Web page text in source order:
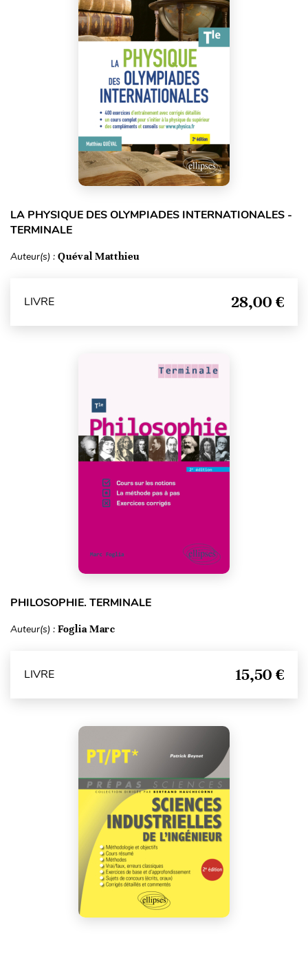
LA PHYSIQUE DES OLYMPIADES INTERNATIONALES -
TERMINALE
Auteur(s) : Quéval Matthieu
LIVRE 28,00 €
PHILOSOPHIE. TERMINALE
Auteur(s) : Foglia Marc
LIVRE 15,50 €